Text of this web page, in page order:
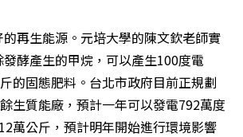
再生能源。元培大學的陳文欽老師實
酵產生的甲烷，可以產生100度電
的固態肥料。台北市政府目前正規劃
生質能廠，預計一年可以發電792萬度
萬公斤，預計明年開始進行環境影響